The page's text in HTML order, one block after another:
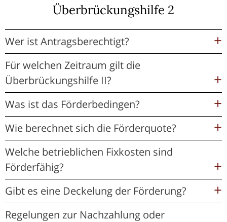
Überbrückungshilfe 2
Wer ist Antragsberechtigt?
Für welchen Zeitraum gilt die
Überbrückungshilfe II?
Was ist das Förderbedingen?
Wie berechnet sich die Förderquote?
Welche betrieblichen Fixkosten sind
Förderfähig?
Gibt es eine Deckelung der Förderung?
Regelungen zur Nachzahlung oder